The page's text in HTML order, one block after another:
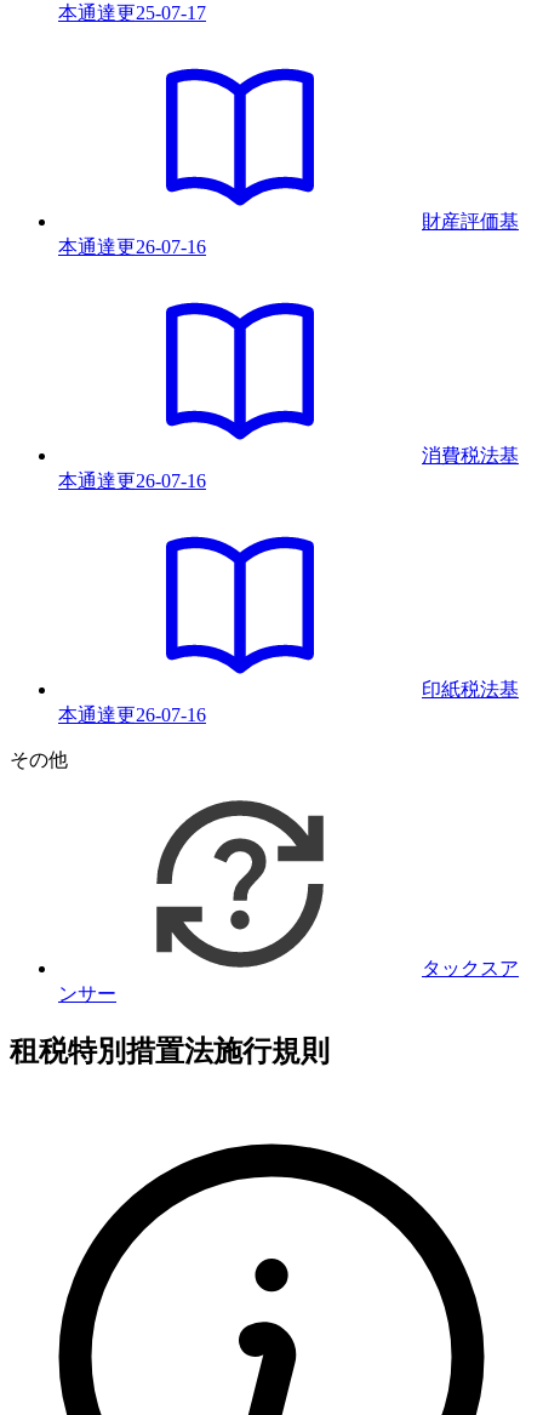
本通達更25-07-17
財産評価基
本通達更26-07-16
消費税法基
本通達更26-07-16
印紙税法基
本通達更26-07-16
その他
タックスア
ンサー
租税特別措置法施行規則